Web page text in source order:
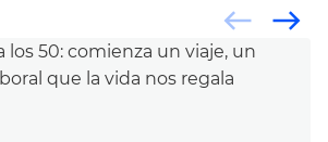
east
west